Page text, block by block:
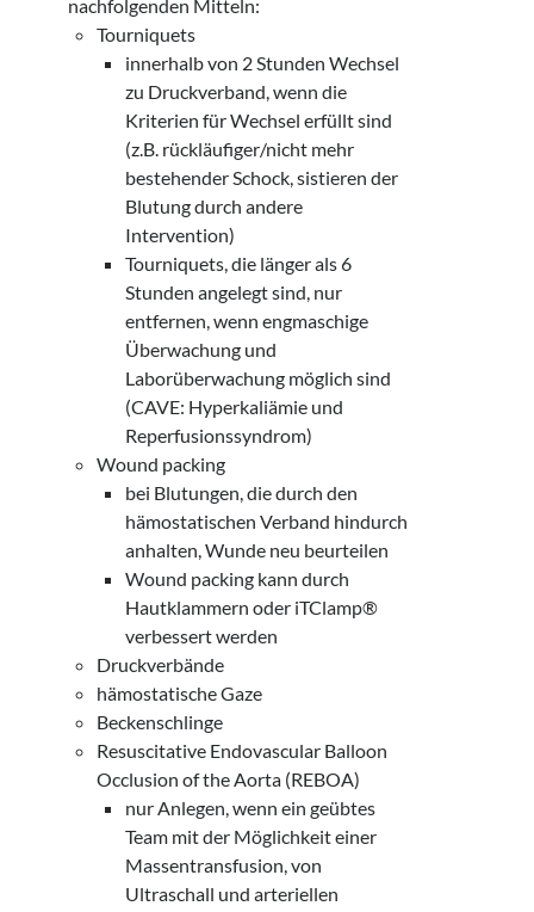
nachfolgenden Mitteln:
Tourniquets
innerhalb von 2 Stunden Wechsel
zu Druckverband, wenn die
Kriterien für Wechsel erfüllt sind
(z.B. rückläufiger/nicht mehr
bestehender Schock, sistieren der
Blutung durch andere
Intervention)
Tourniquets, die länger als 6
Stunden angelegt sind, nur
entfernen, wenn engmaschige
Überwachung und
Laborüberwachung möglich sind
(CAVE: Hyperkaliämie und
Reperfusionssyndrom)
Wound packing
bei Blutungen, die durch den
hämostatischen Verband hindurch
anhalten, Wunde neu beurteilen
Wound packing kann durch
Hautklammern oder iTClamp®
verbessert werden
Druckverbände
hämostatische Gaze
Beckenschlinge
Resuscitative Endovascular Balloon
Occlusion of the Aorta (REBOA)
nur Anlegen, wenn ein geübtes
Team mit der Möglichkeit einer
Massentransfusion, von
Ultraschall und arteriellen